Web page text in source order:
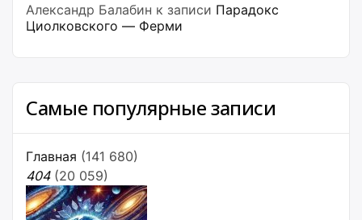
Александр Балабин к записи Парадокс
Циолковского — Ферми
Самые популярные записи
Главная (141 680)
404 (20 059)